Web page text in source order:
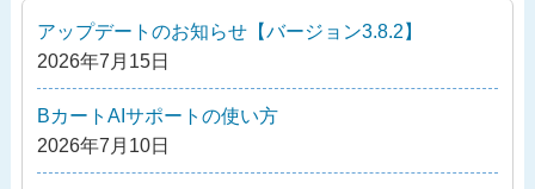
シ
ョ
ン
アップデートのお知らせ【バージョン3.8.2】
2026年7月15日
BカートAIサポートの使い方
2026年7月10日